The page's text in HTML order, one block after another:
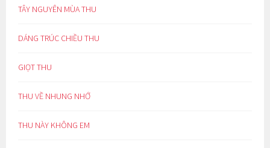
TÂY NGUYÊN MÙA THU
DÁNG TRÚC CHIỀU THU
GIỌT THU
THU VỀ NHUNG NHỚ
THU NÀY KHÔNG EM